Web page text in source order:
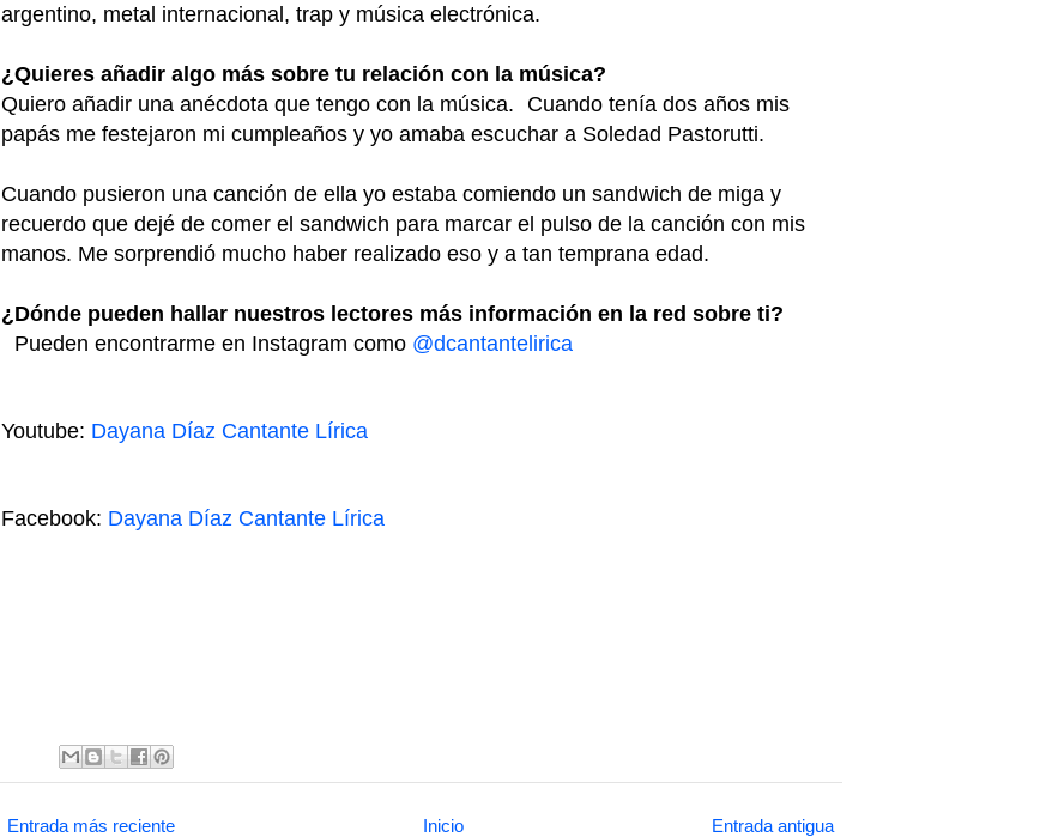
argentino, metal internacional, trap y música electrónica.
¿Quieres añadir algo más sobre tu relación con la música?
Quiero añadir una anécdota que tengo con la música. Cuando tenía dos años mis
papás me festejaron mi cumpleaños y yo amaba escuchar a Soledad Pastorutti.
Cuando pusieron una canción de ella yo estaba comiendo un sandwich de miga y
recuerdo que dejé de comer el sandwich para marcar el pulso de la canción con mis
manos. Me sorprendió mucho haber realizado eso y a tan temprana edad.
¿Dónde pueden hallar nuestros lectores más información en la red sobre ti?
Pueden encontrarme en Instagram como @dcantantelirica
Youtube: Dayana Díaz Cantante Lírica
Facebook: Dayana Díaz Cantante Lírica
Entrada más reciente Entrada antigua
Inicio